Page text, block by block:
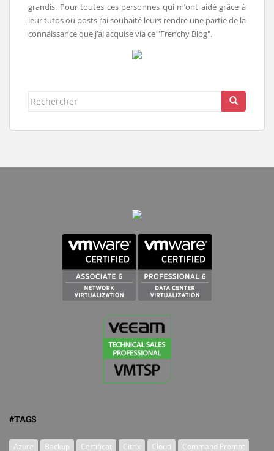
grandis. Pour toutes ces personnes qui m’ont aidé grâce à
leur tutos ou posts j’ai souhaité leurs rendre une partie de la
connaissance que j’ai acquise via ce "Frenchy Blog".
Rechercher...
#TAGS
Azure Backup Certificat Citrix Cloud Command Prompt